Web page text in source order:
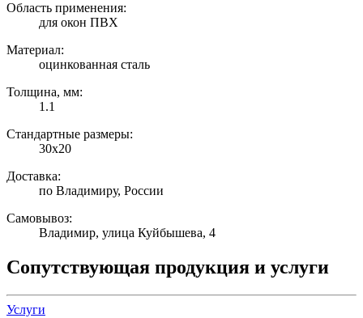
Область применения:
для окон ПВХ
Материал:
оцинкованная сталь
Толщина, мм:
1.1
Стандартные размеры:
30х20
Доставка:
по Владимиру, России
Самовывоз:
Владимир, улица Куйбышева, 4
Сопутствующая продукция и услуги
Услуги